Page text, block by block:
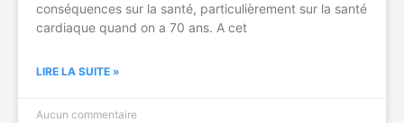
conséquences sur la santé, particulièrement sur la santé
cardiaque quand on a 70 ans. A cet
LIRE LA SUITE »
Aucun commentaire